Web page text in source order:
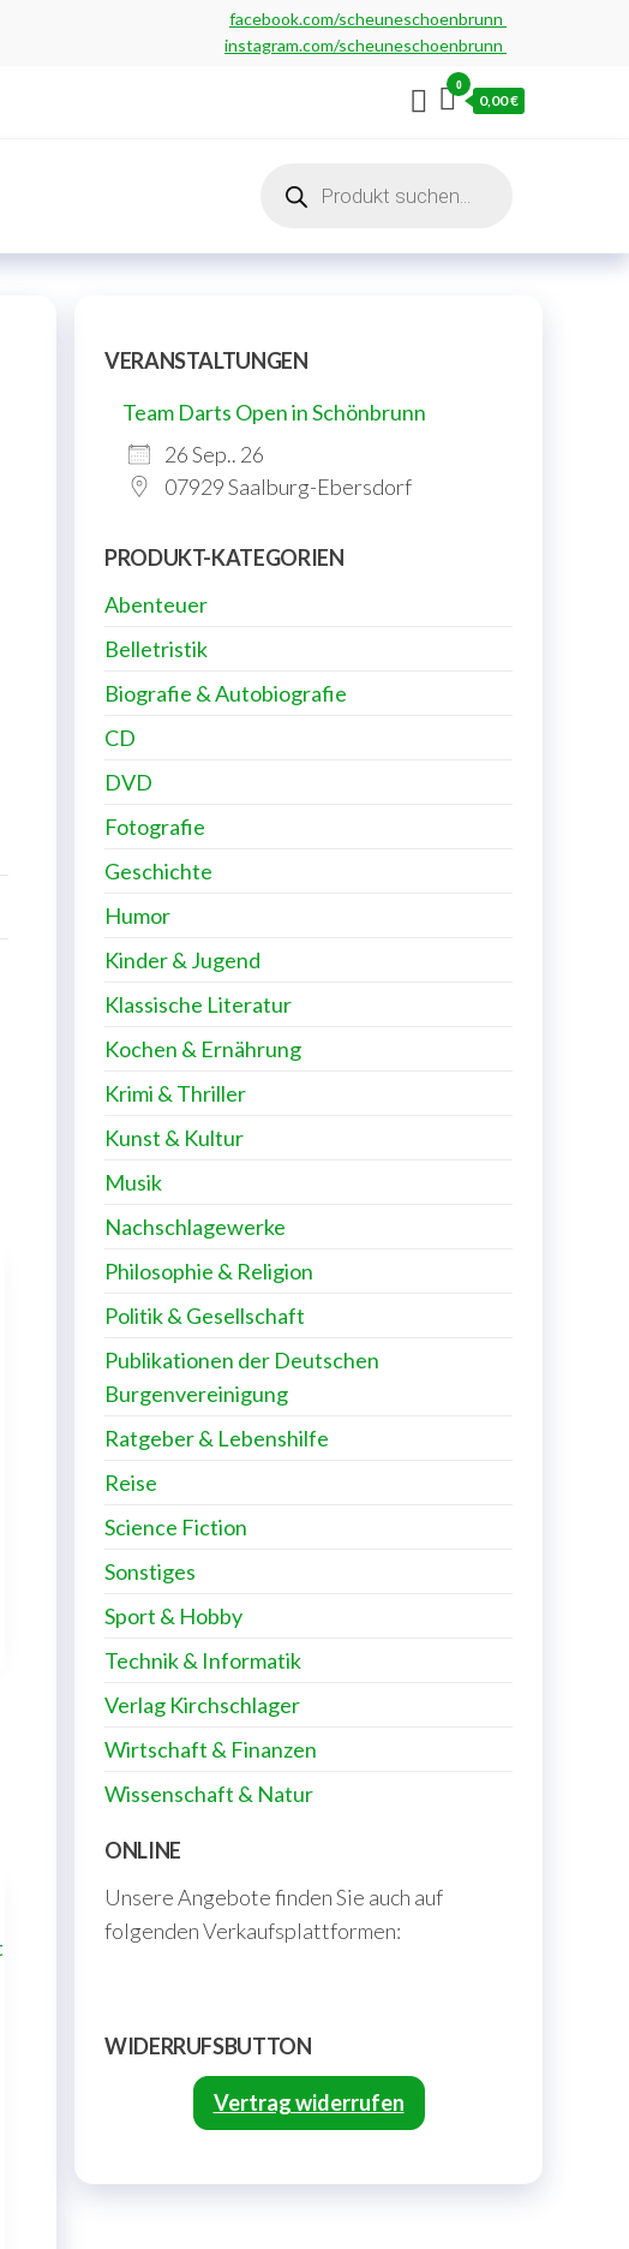
facebook.com/scheuneschoenbrunn
instagram.com/scheuneschoenbrunn
0
0,00 €
search
VERANSTALTUNGEN
Team Darts Open in Schönbrunn
26 Sep.. 26
07929 Saalburg-Ebersdorf
PRODUKT-KATEGORIEN
Abenteuer
Belletristik
Biografie & Autobiografie
CD
DVD
Fotografie
Geschichte
Humor
Kinder & Jugend
Klassische Literatur
Kochen & Ernährung
Krimi & Thriller
Kunst & Kultur
Musik
Nachschlagewerke
Philosophie & Religion
Politik & Gesellschaft
Publikationen der Deutschen
Burgenvereinigung
Ratgeber & Lebenshilfe
Reise
Science Fiction
Sonstiges
Sport & Hobby
Technik & Informatik
Verlag Kirchschlager
Wirtschaft & Finanzen
Wissenschaft & Natur
ONLINE
Unsere Angebote finden Sie auch auf
folgenden Verkaufsplattformen:
WIDERRUFSBUTTON
Vertrag widerrufen